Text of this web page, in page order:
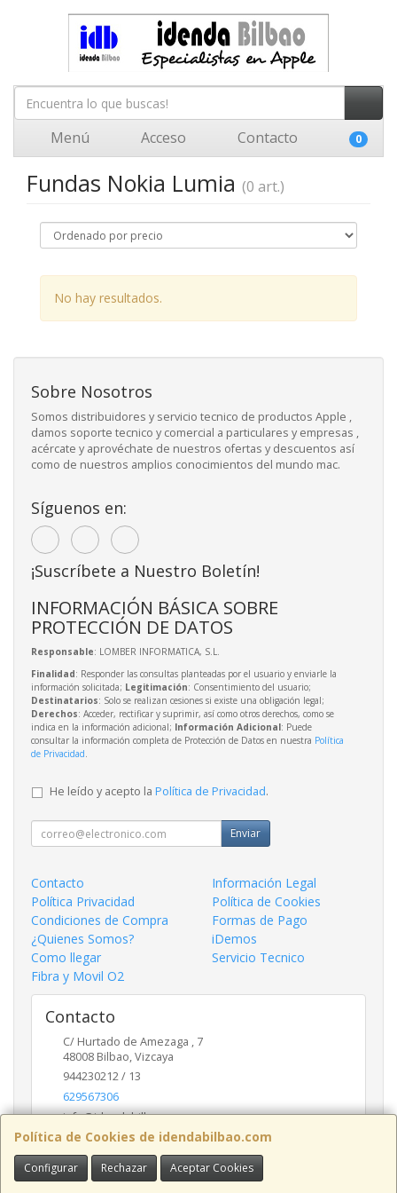
Menú Acceso Contacto 0
Fundas Nokia Lumia (0 art.)
No hay resultados.
Política de Cookies de idendabilbao.com
Configurar Rechazar Aceptar Cookies
Sobre Nosotros
Somos distribuidores y servicio tecnico de productos Apple ,
damos soporte tecnico y comercial a particulares y empresas ,
acércate y aprovéchate de nuestros ofertas y descuentos así
como de nuestros amplios conocimientos del mundo mac.
Síguenos en:
¡Suscríbete a Nuestro Boletín!
INFORMACIÓN BÁSICA SOBRE
PROTECCIÓN DE DATOS
Responsable: LOMBER INFORMATICA, S.L.
Finalidad: Responder las consultas planteadas por el usuario y enviarle la
información solicitada; Legitimación: Consentimiento del usuario;
Destinatarios: Solo se realizan cesiones si existe una obligación legal;
Derechos: Acceder, rectificar y suprimir, así como otros derechos, como se
indica en la información adicional; Información Adicional: Puede
consultar la información completa de Protección de Datos en nuestra Política
de Privacidad.
He leído y acepto la Política de Privacidad.
Enviar
Contacto
Información Legal
Política Privacidad
Política de Cookies
Condiciones de Compra
Formas de Pago
¿Quienes Somos?
iDemos
Como llegar
Servicio Tecnico
Fibra y Movil O2
Contacto
C/ Hurtado de Amezaga , 7
48008 Bilbao,Vizcaya
944230212 / 13
629567306
info@idendabilbao.com
Horario